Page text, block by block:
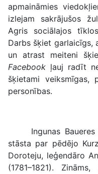
apmaināmies
izlejam sakrājušos
Agris sociālajos
Darbs šķiet garlaicīgs,
un atrast meiteni
Facebook ļauj radīt
šķietami veiksmīgas,
personības.
Ingunas Baueres
stāsta par pēdējo
Doroteju, leģendāro
(1781–1821).